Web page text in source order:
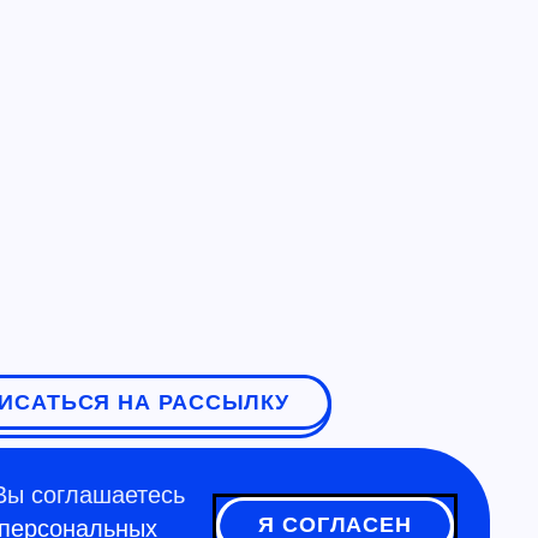
НА РАССЫЛКУ
соглашаетесь
Я СОГЛАСЕН